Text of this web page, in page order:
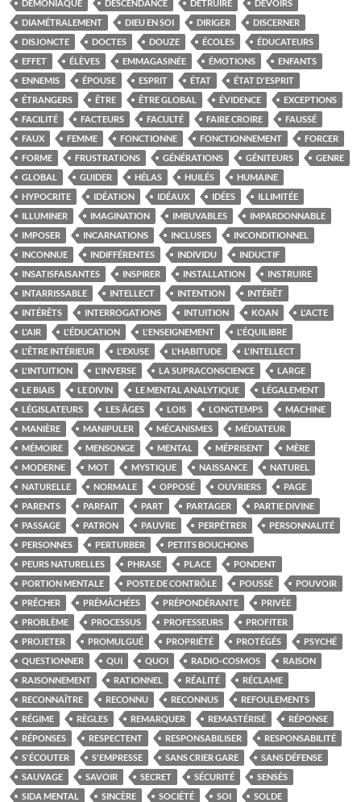
DÉMONIAQUE DESCENDANCE DÉTRUIRE
DEVOIRS
DIAMÉTRALEMENT
DIEU EN SOI DIRIGER
DISCERNER
DISJONCTE
DOCTES DOUZE ÉCOLES
ÉDUCATEURS
EFFET
ÉLÈVES EMMAGASINÉE ÉMOTIONS
ENFANTS
ENNEMIS
ÉPOUSE ESPRIT ÉTAT
ÉTAT D'ESPRIT
ÉTRANGERS
ÊTRE ÊTRE GLOBAL ÉVIDENCE
EXCEPTIONS
FACILITÉ
FACTEURS FACULTÉ FAIRE CROIRE
FAUSSÉ
FAUX
FEMME FONCTIONNE FONCTIONNEMENT
FORCER
FORME
FRUSTRATIONS GÉNÉRATIONS GÉNITEURS
GENRE
GLOBAL
GUIDER HÉLAS HUILÉS
HUMAINE
HYPOCRITE
IDÉATION IDÉAUX IDÉES
ILLIMITÉE
ILLUMINER
IMAGINATION IMBUVABLES
IMPARDONNABLE
IMPOSER
INCARNATIONS INCLUSES
INCONDITIONNEL
INCONNUE
INDIFFÉRENTES INDIVIDU
INDUCTIF
INSATISFAISANTES
INSPIRER INSTALLATION
INSTRUIRE
INTARRISSABLE
INTELLECT INTENTION
INTÉRÊT
INTÉRÊTS
INTERROGATIONS INTUITION KOAN
L'ACTE
L'AIR
L'ÉDUCATION L'ENSEIGNEMENT
L'ÉQUILIBRE
L'ÊTRE INTÉRIEUR
L'EXUSE L'HABITUDE
L'INTELLECT
L'INTUITION
L'INVERSE LA SUPRACONSCIENCE
LARGE
LE BIAIS
LE DIVIN LE MENTAL ANALYTIQUE
LÉGALEMENT
LÉGISLATEURS
LES ÂGES LOIS LONGTEMPS
MACHINE
MANIÈRE
MANIPULER MÉCANISMES
MÉDIATEUR
MÉMOIRE
MENSONGE MENTAL MÉPRISENT
MÈRE
MODERNE
MOT MYSTIQUE NAISSANCE
NATUREL
NATURELLE
NORMALE OPPOSÉ OUVRIERS
PAGE
PARENTS
PARFAIT PART PARTAGER
PARTIE DIVINE
PASSAGE
PATRON PAUVRE PERPÉTRER
PERSONNALITÉ
PERSONNES
PERTURBER
PETITS BOUCHONS
PEURS NATURELLES
PHRASE PLACE
PONDENT
PORTION MENTALE
POSTE DE CONTRÔLE POUSSÉ
POUVOIR
PRÊCHER
PRÉMÂCHÉES PRÉPONDÉRANTE
PRIVÉE
PROBLÈME
PROCESSUS PROFESSEURS
PROFITER
PROJETER
PROMULGUÉ PROPRIÉTÉ PROTÉGÉS
PSYCHÉ
QUESTIONNER
QUI QUOI RADIO-COSMOS
RAISON
RAISONNEMENT
RATIONNEL RÉALITÉ
RÉCLAME
RECONNAÎTRE
RECONNU RECONNUS
REFOULEMENTS
RÉGIME
RÈGLES REMARQUER REMASTÉRISÉ
RÉPONSE
RÉPONSES
RESPECTENT RESPONSABILISER
RESPONSABILITÉ
S'ÉCOUTER
S'EMPRESSE SANS CRIER GARE
SANS DÉFENSE
SAUVAGE
SAVOIR SECRET SÉCURITÉ
SENSÉS
SIDA MENTAL
SINCÈRE SOCIÉTÉ SOI
SOLDE